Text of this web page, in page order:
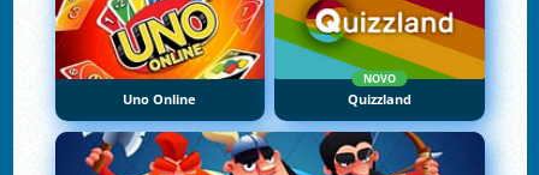
Uno Online
NOVO
Quizzland